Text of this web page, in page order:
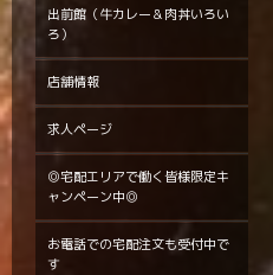
出前館（牛カレー＆肉丼いろい
ろ）
店舗情報
求人ページ
◎宅配エリアで働く皆様限定キ
ャンペーン中◎
お電話での宅配注文も受付中で
す